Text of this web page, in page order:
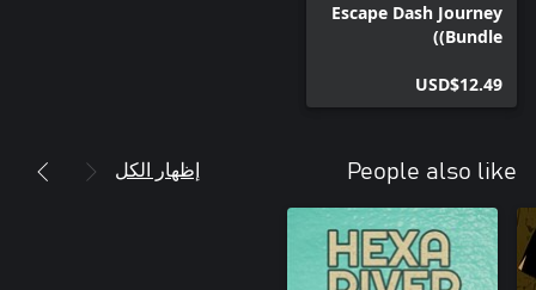
Escape Dash Journey
(Bundle)
USD$12.49
People also like إظهار الكل